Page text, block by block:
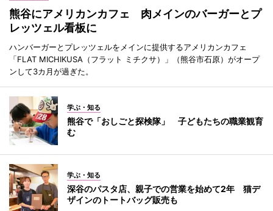
熊谷にアメリカンカフェ 肉メインのバーガーとプ
レッツェル看板に
ハンバーガーとプレッツェルをメインに提供するアメリカンカフェ
「FLAT MICHIKUSA（フラット ミチクサ）」（熊谷市石原）がオープ
ンして3カ月が過ぎた。
学ぶ・知る
熊谷で「おしごと探検隊」 子どもたちの職業観育
む
学ぶ・知る
深谷のパスタ店、親子での営業を始めて2年 猫デ
ザインのトートバッグ販売も